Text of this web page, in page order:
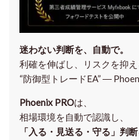
迷わない判断を、自動で。
利確を伸ばし、リスクを抑え
“防御型トレードEA” ―
Phoenix PROは、
相場環境を自動で認識し、
「入る・見送る・守る」判